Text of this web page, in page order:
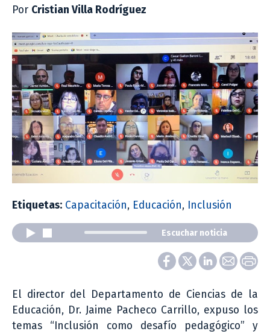
Por Cristian Villa Rodríguez
Etiquetas: Capacitación, Educación, Inclusión
Escuchar noticia
El director del Departamento de Ciencias de la
Educación, Dr. Jaime Pacheco Carrillo, expuso los
temas “Inclusión como desafío pedagógico” y